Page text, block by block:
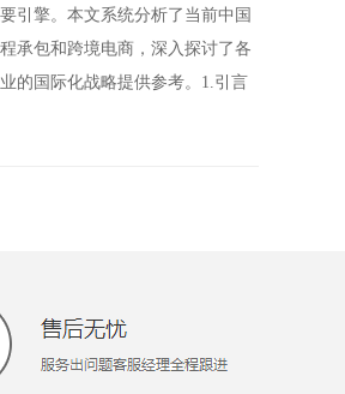
引擎。本文系统分析了当前中国
承包和跨境电商，深入探讨了各
的国际化战略提供参考。1.引言